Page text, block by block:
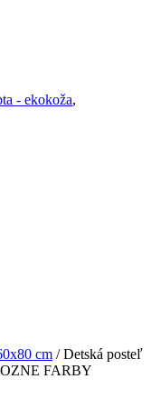
- ekokoža,
cm / Detská posteľ
FARBY